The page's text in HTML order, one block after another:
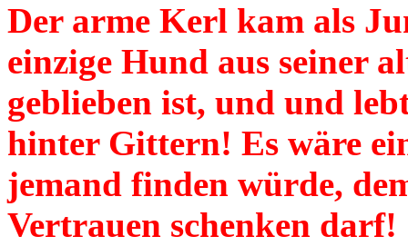
Der arme Kerl kam als
einzige Hund aus seiner
geblieben ist, und und
hinter Gittern! Es wäre
jemand finden würde,
Vertrauen schenken darf!